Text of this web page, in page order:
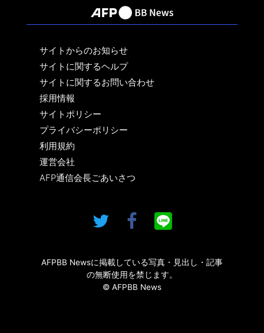
サイトからのお知らせ
サイトに関するヘルプ
サイトに関するお問い合わせ
採用情報
サイトポリシー
プライバシーポリシー
利用規約
運営会社
AFP通信会長ごあいさつ
AFPBB Newsに掲載している写真・見出し・記事
の無断使用を禁じます。
© AFPBB News